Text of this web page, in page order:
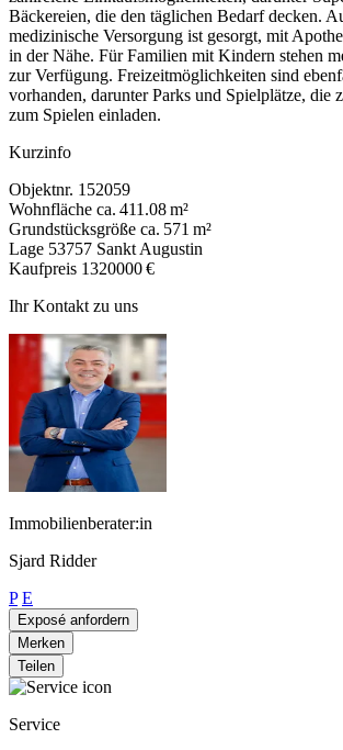
Bäckereien, die den täglichen Bedarf decken.
medizinische Versorgung ist gesorgt, mit
in der Nähe. Für Familien mit Kindern stehen
zur Verfügung. Freizeitmöglichkeiten sind
vorhanden, darunter Parks und Spielplätze, die
zum Spielen einladen.
Kurzinfo
Objektnr. 152059
Wohnfläche ca. 411.08 m²
Grundstücksgröße ca. 571 m²
Lage 53757 Sankt Augustin
Kaufpreis 1320000 €
Ihr Kontakt zu uns
Immobilienberater:in
Sjard Ridder
P E
Exposé anfordern
Merken
Teilen
Service